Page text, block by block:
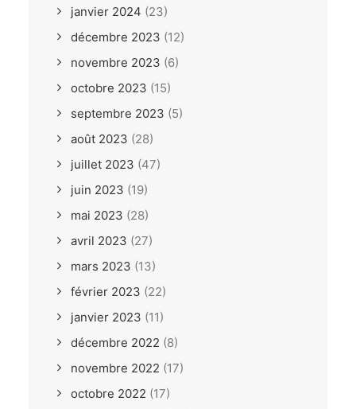
janvier 2024 (23)
décembre 2023 (12)
novembre 2023 (6)
octobre 2023 (15)
septembre 2023 (5)
août 2023 (28)
juillet 2023 (47)
juin 2023 (19)
mai 2023 (28)
avril 2023 (27)
mars 2023 (13)
février 2023 (22)
janvier 2023 (11)
décembre 2022 (8)
novembre 2022 (17)
octobre 2022 (17)